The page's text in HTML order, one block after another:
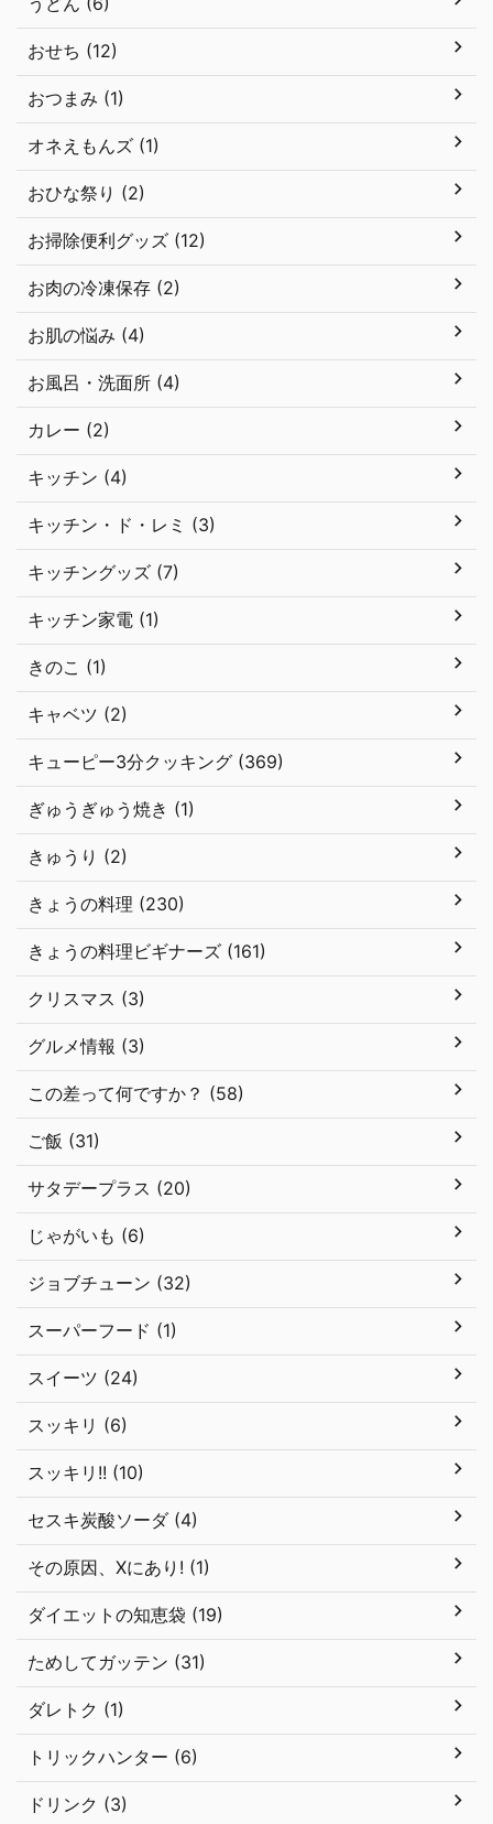
おせち (12)
おつまみ (1)
オネえもんズ (1)
おひな祭り (2)
お掃除便利グッズ (12)
お肉の冷凍保存 (2)
お肌の悩み (4)
お風呂・洗面所 (4)
カレー (2)
キッチン (4)
キッチン・ド・レミ (3)
キッチングッズ (7)
キッチン家電 (1)
きのこ (1)
キャベツ (2)
キューピー3分クッキング (369)
ぎゅうぎゅう焼き (1)
きゅうり (2)
きょうの料理 (230)
きょうの料理ビギナーズ (161)
クリスマス (3)
グルメ情報 (3)
この差って何ですか？ (58)
ご飯 (31)
サタデープラス (20)
じゃがいも (6)
ジョブチューン (32)
スーパーフード (1)
スイーツ (24)
スッキリ (6)
スッキリ!! (10)
セスキ炭酸ソーダ (4)
その原因、Xにあり! (1)
ダイエットの知恵袋 (19)
ためしてガッテン (31)
ダレトク (1)
トリックハンター (6)
ドリンク (3)